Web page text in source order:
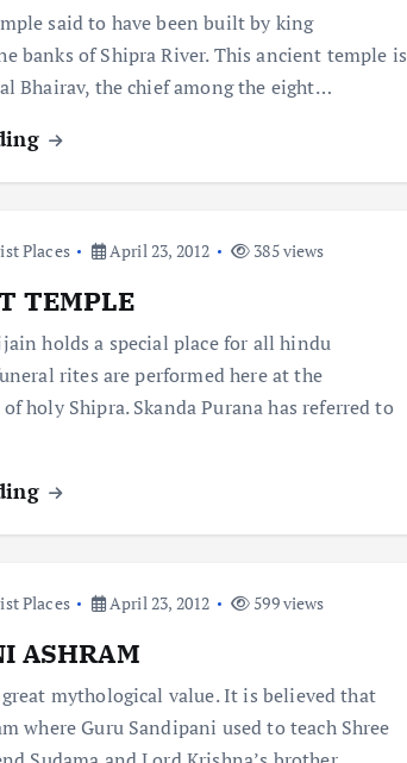
said to have been built by king
banks of Shipra River. This ancient temple is
Bhairav, the chief among the eight…
Places April 23, 2012 385 views
TEMPLE
holds a special place for all hindu
rites are performed here at the
holy Shipra. Skanda Purana has referred to
Places April 23, 2012 599 views
ASHRAM
great mythological value. It is believed that
where Guru Sandipani used to teach Shree